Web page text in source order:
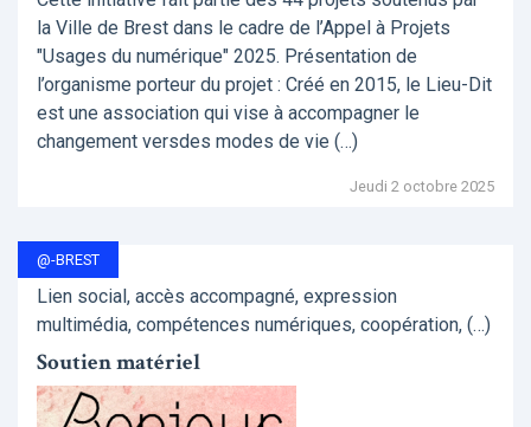
la Ville de Brest dans le cadre de l’Appel à Projets
"Usages du numérique" 2025. Présentation de
l’organisme porteur du projet : Créé en 2015, le Lieu-Dit
est une association qui vise à accompagner le
changement versdes modes de vie (…)
Jeudi 2 octobre 2025
@-BREST
Lien social, accès accompagné, expression
multimédia, compétences numériques, coopération, (…)
Soutien matériel